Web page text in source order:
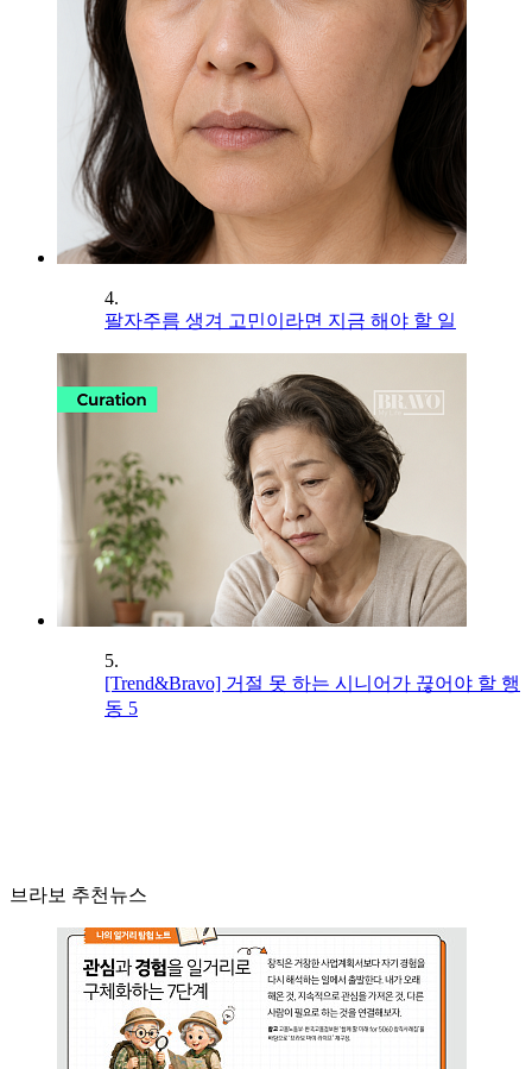
4.
팔자주름 생겨 고민이라면 지금 해야 할 일
5.
[Trend&Bravo] 거절 못 하는 시니어가 끊어야 할 행
동 5
브라보 추천뉴스